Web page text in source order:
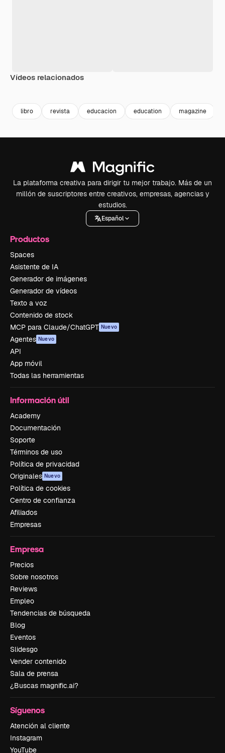
Vídeos relacionados
libro revista educacion education magazine
La plataforma creativa para dirigir tu mejor trabajo. Más de un
millón de suscriptores entre creativos, empresas, agencias y
estudios.
Español
Productos
Spaces
Asistente de IA
Generador de imágenes
Generador de vídeos
Texto a voz
Contenido de stock
MCP para Claude/ChatGPT Nuevo
Agentes Nuevo
API
App móvil
Todas las herramientas
Información útil
Academy
Documentación
Soporte
Términos de uso
Política de privacidad
Originales Nuevo
Política de cookies
Centro de confianza
Afiliados
Empresas
Empresa
Precios
Sobre nosotros
Reviews
Empleo
Tendencias de búsqueda
Blog
Eventos
Slidesgo
Vender contenido
Sala de prensa
¿Buscas magnific.ai?
Síguenos
Atención al cliente
Instagram
YouTube